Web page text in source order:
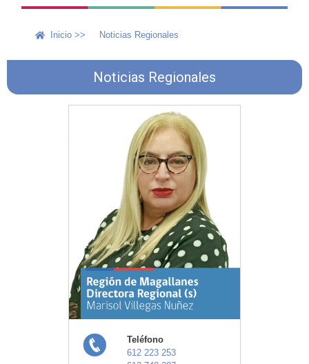
Inicio >> Noticias Regionales
Noticias Regionales
Teléfono
612 223 253